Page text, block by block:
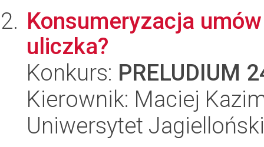
Konsumeryzacja
uliczka?
Konkurs: PRELUDIUM
Kierownik: Maciej
Uniwersytet Jagielloński